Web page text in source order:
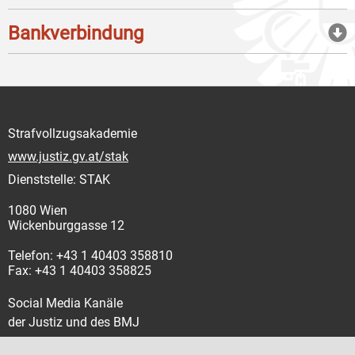
Bankverbindung
Strafvollzugsakademie
www.justiz.gv.at/stak
Dienststelle: STAK
1080 Wien
Wickenburggasse 12
Telefon: +43 1 40403 358810
Fax: +43 1 40403 358825
Social Media Kanäle
der Justiz und des BMJ